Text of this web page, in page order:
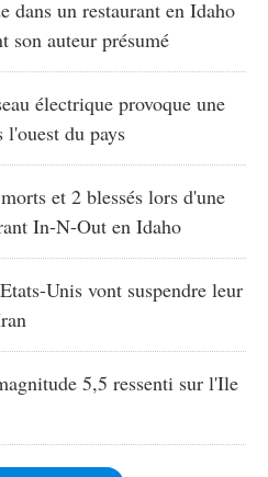
dans un restaurant en Idaho
son auteur présumé
électrique provoque une
l'ouest du pays
et 2 blessés lors d'une
In-N-Out en Idaho
Unis vont suspendre leur
5,5 ressenti sur l'Ile